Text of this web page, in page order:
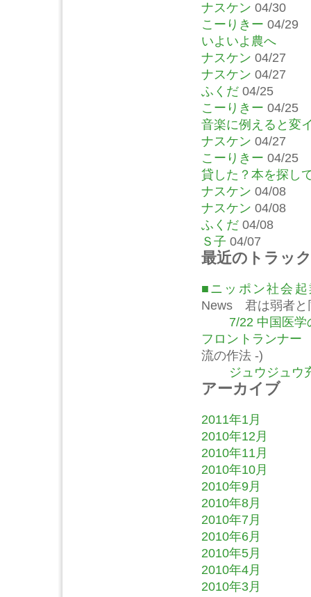
ナスケン 04/30
こーりきー 04/29
いよいよ農へ
ナスケン 04/27
ナスケン 04/27
ふくだ 04/25
こーりきー 04/25
音楽に例えると変
ナスケン 04/27
こーりきー 04/25
貸した？本を探し
ナスケン 04/08
ナスケン 04/08
ふくだ 04/08
Ｓ子 04/07
最近のトラッ
■ニッポン社会
News 君は弱者と
7/22 中国医
フロントランナー
流の作法 -)
ジュウジュウ
アーカイブ
2011年1月
2010年12月
2010年11月
2010年10月
2010年9月
2010年8月
2010年7月
2010年6月
2010年5月
2010年4月
2010年3月